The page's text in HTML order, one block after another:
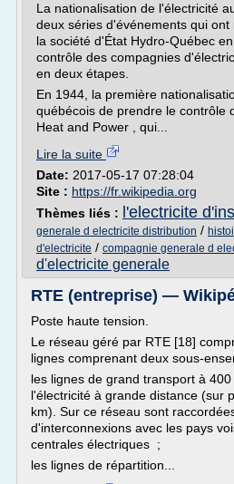
La nationalisation de l'électricité
deux séries d'événements qui
la société d'État Hydro-Québec
contrôle des compagnies
en deux étapes.
En 1944, la première
québécois de prendre le contrôle
Heat and Power , qui...
Lire la suite
Date: 2017-05-17 07:28:04
Site : https://fr.wikipedia.org
Thèmes liés :
l'electricite
generale d electricite distribution /
d'electricite / compagnie generale d
d'electricite generale
RTE (entreprise) —
Poste haute tension.
Le réseau géré par RTE [18]
lignes comprenant deux sous-
les lignes de grand transport à
l'électricité à grande distance (sur
km). Sur ce réseau sont
d'interconnexions avec les pays
centrales électriques ;
les lignes de répartition...